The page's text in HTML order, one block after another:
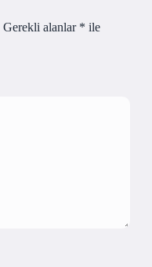
Gerekli alanlar * ile